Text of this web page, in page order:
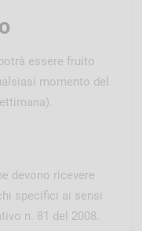
potrà essere fruito
momento del
devono ricevere
specifici ai sensi
n. 81 del 2008.